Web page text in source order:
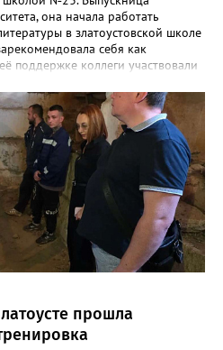
она начала работать
в златоустовской школе
себя как
поддержке коллеги участвовали
в школе сформировался
объединённый общими
делу. Для многих Галина
не только талантливым
Учителем с большой буквы», -
№23 во ВКонтакте. Свои
Ивановны выразил глава
вклад зафиксирован в
но главное - он остался в
она поддержала, в тех
Заслуженный учитель РФ,
обладатель медали «За
оставила не только
живой механизм
её принципами», - говорится
прошла